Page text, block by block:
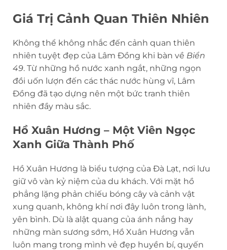
Giá Trị Cảnh Quan Thiên Nhiên
Không thể không nhắc đến cảnh quan thiên
nhiên tuyệt đẹp của Lâm Đồng khi bàn về Biển
49. Từ những hồ nước xanh ngắt, những ngọn
đồi uốn lượn đến các thác nước hùng vĩ, Lâm
Đồng đã tạo dựng nên một bức tranh thiên
nhiên đầy màu sắc.
Hồ Xuân Hương – Một Viên Ngọc
Xanh Giữa Thành Phố
Hồ Xuân Hương là biểu tượng của Đà Lạt, nơi lưu
giữ vô vàn kỷ niệm của du khách. Với mặt hồ
phẳng lặng phản chiếu bóng cây và cảnh vật
xung quanh, không khí nơi đây luôn trong lành,
yên bình. Dù là alật quang của ánh nắng hay
những màn sương sớm, Hồ Xuân Hương vẫn
luôn mang trong mình vẻ đẹp huyền bí, quyến